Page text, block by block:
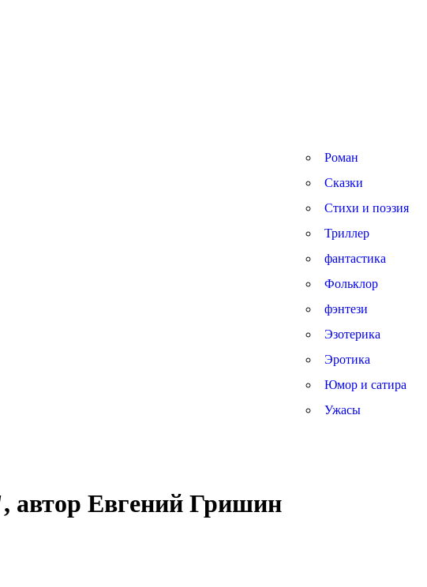
Роман
Сказки
Стихи и поэзия
Триллер
фантастика
Фольклор
фэнтези
Эзотерика
Эротика
Юмор и сатира
Ужасы
автор Евгений Гришин